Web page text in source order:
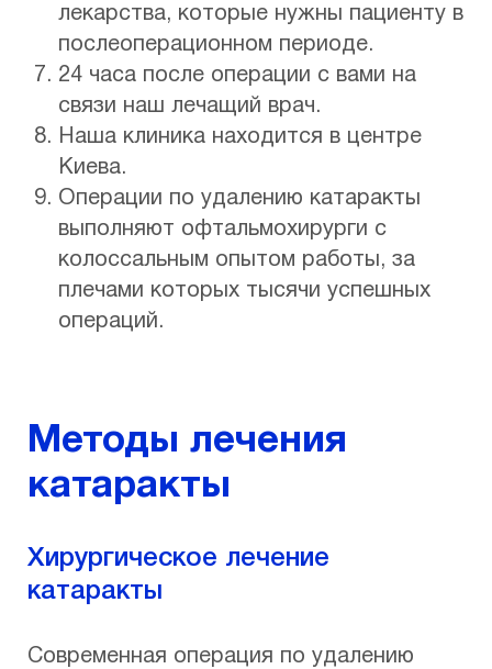
лекарства, которые нужны пациенту в
послеоперационном периоде.
24 часа после операции с вами на
связи наш лечащий врач.
Наша клиника находится в центре
Киева.
Операции по удалению катаракты
выполняют офтальмохирурги с
колоссальным опытом работы, за
плечами которых тысячи успешных
операций.
Методы лечения
катаракты
Хирургическое лечение
катаракты
Современная операция по удалению